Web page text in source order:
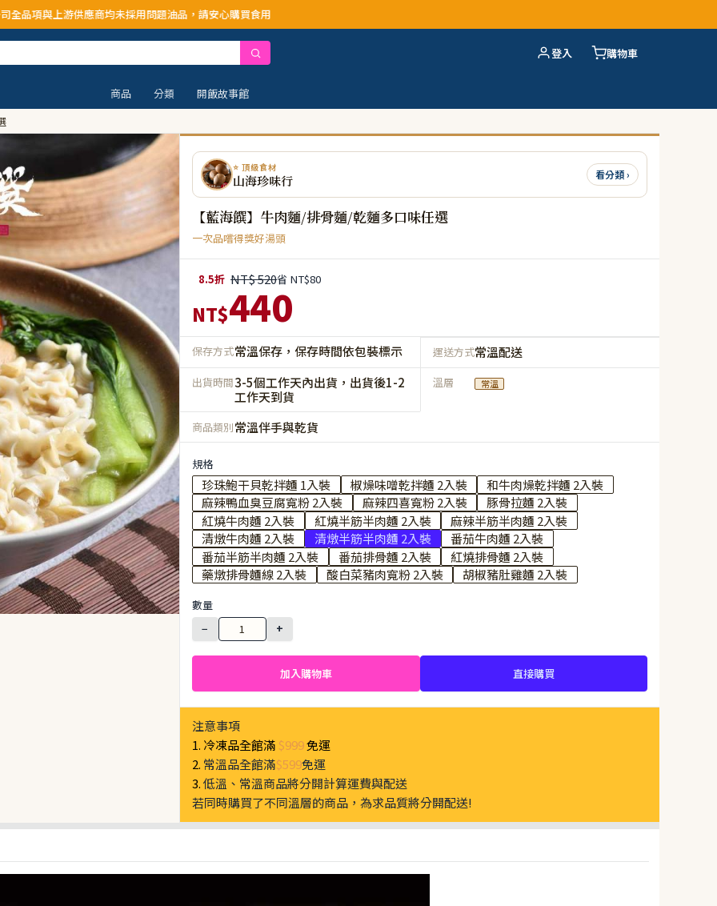
均未採用問題油品，請安心購買食用
登入 購物車
商品 分類
開飯故事館
⭐ 頂級食材
山海珍味行 看分類 ›
【藍海饌】牛肉麵/排骨麵/乾麵多口味任選
一次品嚐得獎好湯頭
8.5折 NT$ 520省 NT$80
NT$440
保存方式常溫保存，保存時間依包裝標示 運送方式常溫配送
出貨時間3-5個工作天內出貨，出貨後1-2
工作天到貨
溫層 常溫
商品類別常溫伴手與乾貨
規格
珍珠鮑干貝乾拌麵 1入裝 椒燥味噌乾拌麵 2入裝
和牛肉燥乾拌麵 2入裝
麻辣鴨血臭豆腐寬粉 2入裝
麻辣四喜寬粉 2入裝
豚骨拉麵 2入裝
紅燒牛肉麵 2入裝
紅燒半筋半肉麵 2入裝
麻辣半筋半肉麵 2入裝
清燉牛肉麵 2入裝
清燉半筋半肉麵 2入裝
番茄牛肉麵 2入裝
番茄半筋半肉麵 2入裝
番茄排骨麵 2入裝
紅燒排骨麵 2入裝
藥燉排骨麵線 2入裝
酸白菜豬肉寬粉 2入裝 胡椒豬肚雞麵 2入裝
數量
−
+
加入購物車 直接購買
注意事項
1. 冷凍品全館滿 $999免運
2. 常溫品全館滿$599免運
3.低溫、常溫商品將分開計算運費與配送
若同時購買了不同溫層的商品，為求品質將分開配送!